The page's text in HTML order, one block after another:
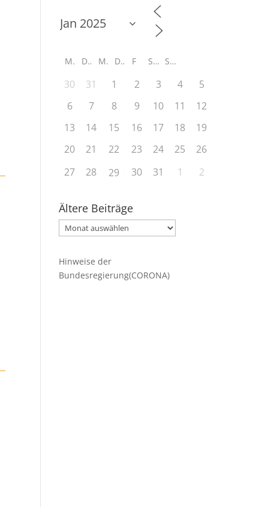
M D M D F S S
30 31 1 2 3 4
5
6
7 8 9 10 11
12
13
14 15 16 17 18
19
20
21 22 23 24 25
26
27
28 29 30 31 1 2
Ältere Beiträge
Ältere
Beiträge
Hinweise der
Bundesregierung(CORONA)